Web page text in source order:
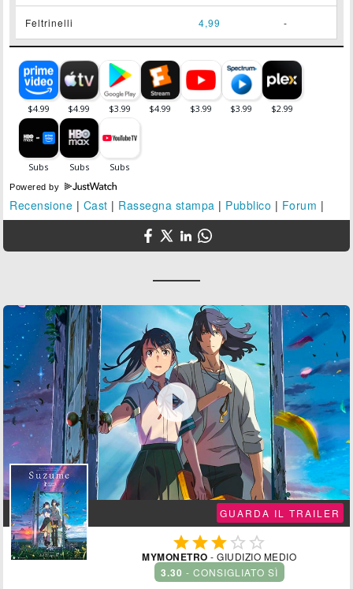
Feltrinelli 4,99 -
Powered by
Recensione | Cast | Rassegna stampa | Pubblico | Forum |

GUARDA IL TRAILER
  
MYMONETRO - GIUDIZIO MEDIO
3.30 - CONSIGLIATO SÌ